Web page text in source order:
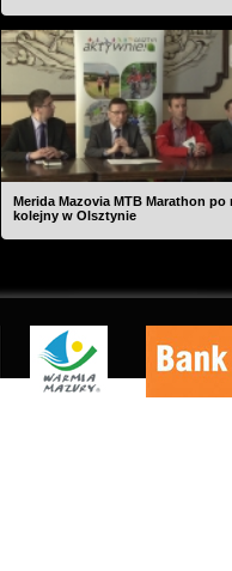
Merida Mazovia MTB Marathon po
kolejny w Olsztynie